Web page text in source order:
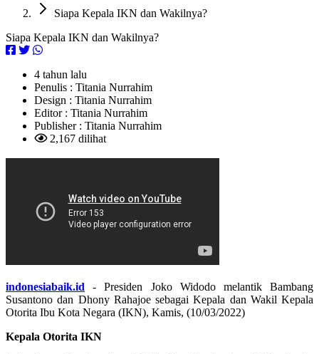
Siapa Kepala IKN dan Wakilnya?
Siapa Kepala IKN dan Wakilnya?
4 tahun lalu
Penulis : Titania Nurrahim
Design : Titania Nurrahim
Editor : Titania Nurrahim
Publisher : Titania Nurrahim
2,167 dilihat
indonesiabaik.id - Presiden Joko Widodo melantik Bambang
Susantono dan Dhony Rahajoe sebagai Kepala dan Wakil Kepala
Otorita Ibu Kota Negara (IKN), Kamis, (10/03/2022)
Kepala Otorita IKN